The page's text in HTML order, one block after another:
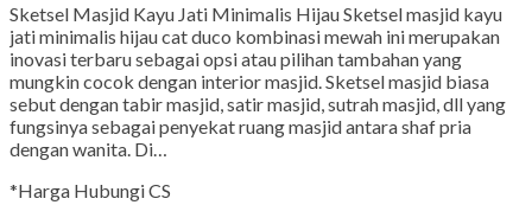
Sketsel Masjid Kayu Jati Minimalis Hijau Sketsel masjid kayu
jati minimalis hijau cat duco kombinasi mewah ini merupakan
inovasi terbaru sebagai opsi atau pilihan tambahan yang
mungkin cocok dengan interior masjid. Sketsel masjid biasa
sebut dengan tabir masjid, satir masjid, sutrah masjid, dll yang
fungsinya sebagai penyekat ruang masjid antara shaf pria
dengan wanita. Di…
*Harga Hubungi CS